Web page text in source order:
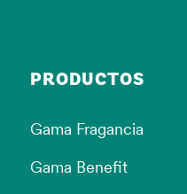
PRODUCTOS
Gama Fragancia
Gama Benefit